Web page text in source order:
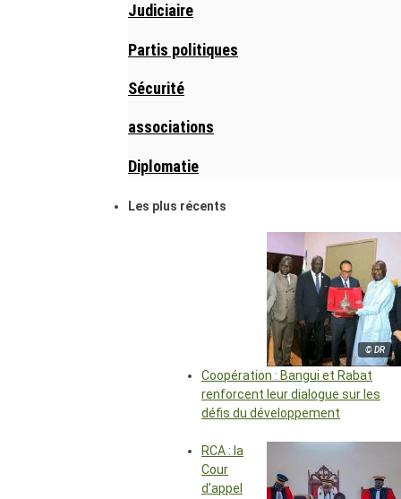
Judiciaire
Partis politiques
Sécurité
associations
Diplomatie
Les plus récents
© DR
Coopération : Bangui et Rabat
renforcent leur dialogue sur les
défis du développement
RCA : la
Cour
d’appel